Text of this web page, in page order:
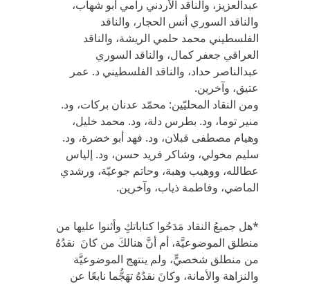
عبدالعزيز، والناقد الأردني رامي أبو شهاب،
والناقد السوري أنس الحجار، والناقد
الفلسطيني محمد حلمي الريشة، والناقد
العراقي جعفر كمال، والناقد السوري
عبدالناصر حداد، والناقد الفلسطيني د. عمر
عتيق، وآخرين.
ومن النقاد المحليّين: محمّد عدنان بركات، ود.
منير توما، ود. بطرس دلة، ود. محمد خليل،
وهيام مصطفى قبلان، ود. فهد أبو خضرة، ود.
سليم مخولي، وشاكر فريد حسن، ود. إلياس
عطالله، ووهيب وهبة، وحاتم جوعيّة، ورشدي
الماضي، وفاطمة ذياب، وآخرين.
*هل جميعُ النقاد مَدَحُوا كتاباتكِ وأثنوا عليها من
منطلق الموضوعيَّة، أم أنَّ هنالكَ من كانَ نقدُهُ
من منطلق شخصيٍّ، ولم ينتهج الموضوعيَّة
والنزاهة والأمانة، وكانَ نقدُهُ تهَجُّما نابعًا عن